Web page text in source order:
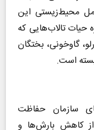
محیط‌زیستی این
حیات تالاب‌هایی که
گاوخونی، بختگان
است.
سازمان حفاظت
کاهش بارش‌ها و